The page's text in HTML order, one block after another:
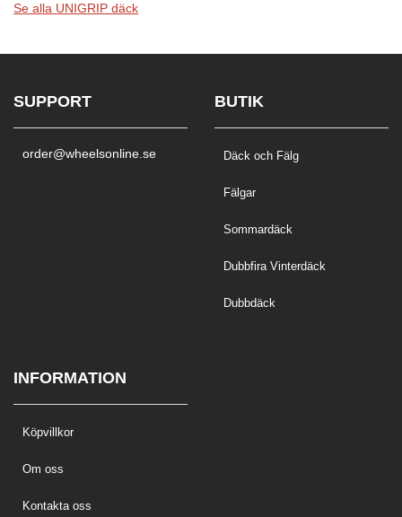
Se alla UNIGRIP däck
SUPPORT
order@wheelsonline.se
BUTIK
Däck och Fälg
Fälgar
Sommardäck
Dubbfira Vinterdäck
Dubbdäck
INFORMATION
Köpvillkor
Om oss
Kontakta oss